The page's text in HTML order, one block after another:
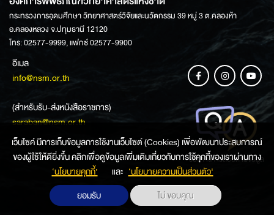
กระทรวงการอุดมศึกษา วิทยาศาสตร์วิจัยและนวัตกรรม 39 หมู่ 3 ต.คลองห้า
อ.คลองหลวง จ.ปทุมธานี 12120
โทร: 02577-9999, แฟกซ์ 02577-9900
อีเมล
info@nsm.or.th
(สำหรับรับ-ส่งหนังสือราชการ)
saraban@nsm.or.th
ช่องทางการสอบถามข้อมูล
เว็บไซค์ มีการเก็บข้อมูลการใช้งานเว็บไซต์ (Cookies) เพื่อพัฒนาประสบการณ์
ของผู้ใช้ให้ดียิ่งขึ้น คลิกเพื่อดูข้อมูลเพิ่มเติมเกี่ยวกับการใช้คุกกี้ของเราผ่านทาง
‘นโยบายคุกกี้’
และ ‘นโยบายความเป็นส่วนตัว'
ยอมรับ
ไม่ ขอบคุณ